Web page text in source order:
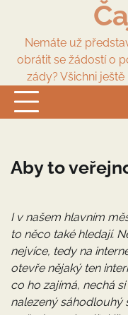
contentNemáte už
obrátit se žádostí o
zády? Všichni
Aby to
I v našem hlavním
to něco také hledají.
nejvíce, tedy na
otevře nějaký ten
co ho zajímá, nechá
nalezený sáhodlouhý